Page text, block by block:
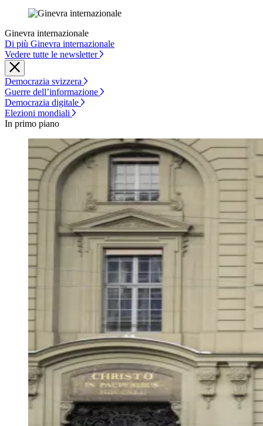
Ginevra internazionale
Di più Ginevra internazionale
Vedere tutte le newsletter
Democrazia svizzera
Guerre dell’informazione
Democrazia digitale
Elezioni mondiali
In primo piano